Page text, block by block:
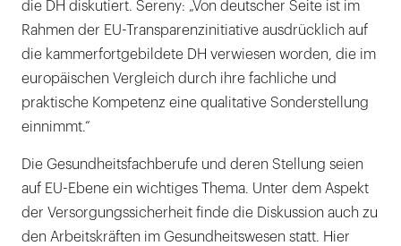
die DH diskutiert. Sereny: „Von deutscher Seite ist im
Rahmen der EU-Transparenzinitiative ausdrücklich auf
die kammerfortgebildete DH verwiesen worden, die im
europäischen Vergleich durch ihre fachliche und
praktische Kompetenz eine qualitative Sonderstellung
einnimmt.“
Die Gesundheitsfachberufe und deren Stellung seien
auf EU-Ebene ein wichtiges Thema. Unter dem Aspekt
der Versorgungssicherheit finde die Diskussion auch zu
den Arbeitskräften im Gesundheitswesen statt. Hier